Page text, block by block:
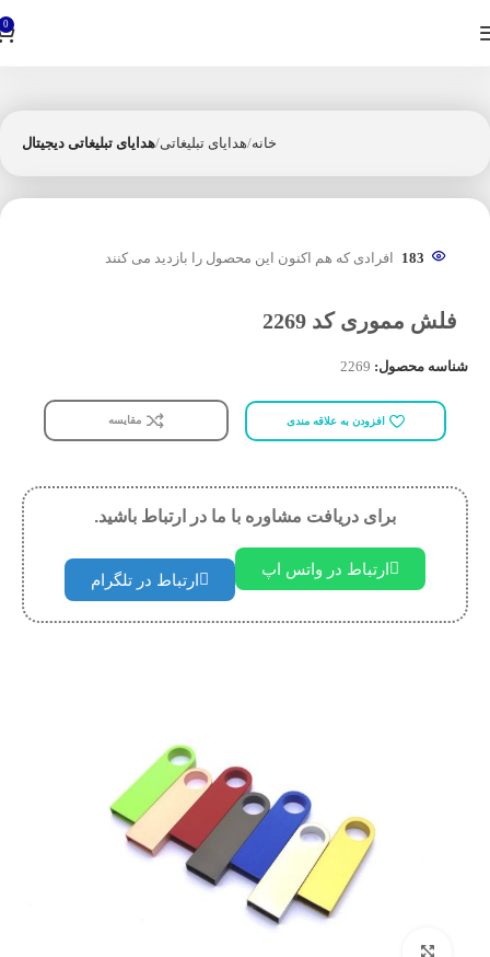
0
خانه هدایای تبلیغاتی هدایای تبلیغاتی دیجیتال
183 افرادی که هم اکنون این محصول را بازدید می کنند
فلش مموری کد 2269
شناسه محصول: 2269
افزودن به علاقه مندی مقایسه
برای دریافت مشاوره با ما در ارتباط باشید.
ارتباط در واتس اپ
ارتباط در تلگرام